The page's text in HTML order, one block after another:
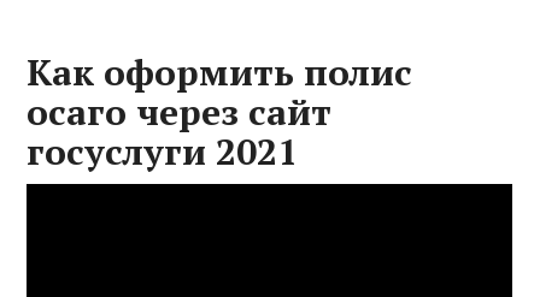
Как оформить полис
осаго через сайт
госуслуги 2021